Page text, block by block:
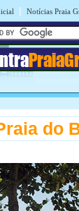
| Notícias Praia
do